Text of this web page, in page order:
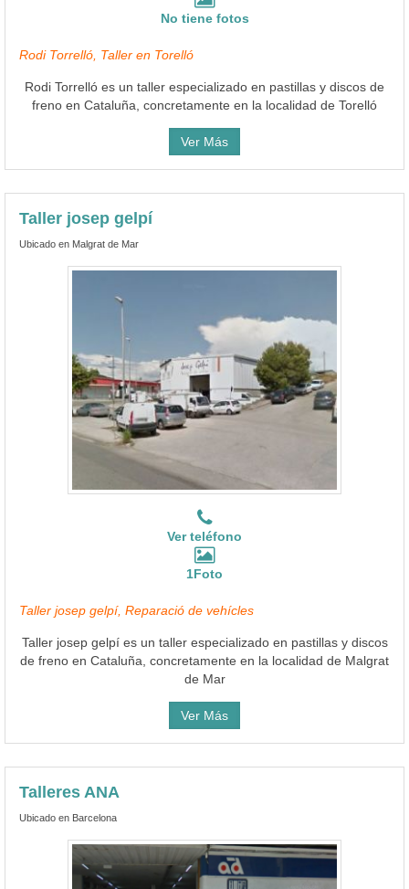
No tiene fotos
Rodi Torrelló, Taller en Torelló
Rodi Torrelló es un taller especializado en pastillas y discos de
freno en Cataluña, concretamente en la localidad de Torelló
Ver Más
Taller josep gelpí
Ubicado en Malgrat de Mar
Ver teléfono
1Foto
Taller josep gelpí, Reparació de vehícles
Taller josep gelpí es un taller especializado en pastillas y discos
de freno en Cataluña, concretamente en la localidad de Malgrat
de Mar
Ver Más
Talleres ANA
Ubicado en Barcelona